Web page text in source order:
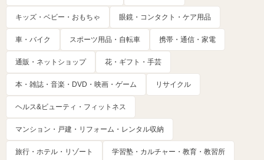
キッズ・ベビー・おもちゃ 眼鏡・コンタクト・ケア用品
車・バイク スポーツ用品・自転車 携帯・通信・家電
通販・ネットショップ 花・ギフト・手芸
本・雑誌・音楽・DVD・映画・ゲーム リサイクル
ヘルス&ビューティ・フィットネス
マンション・戸建・リフォーム・レンタル収納
旅行・ホテル・リゾート 学習塾・カルチャー・教育・教習所